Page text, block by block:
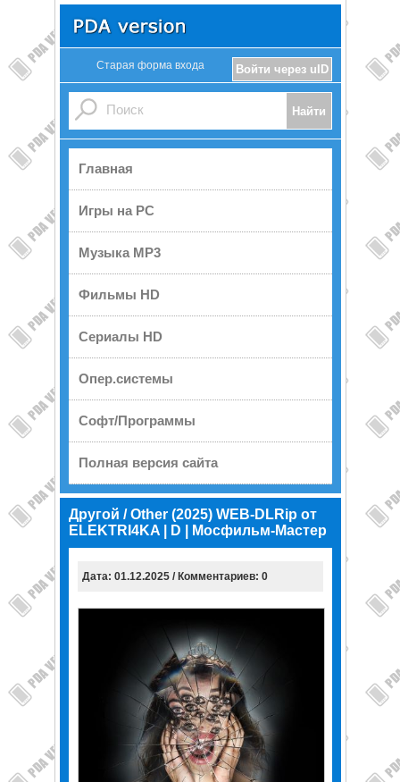
Войти через uID
Старая форма входа
Главная
Игры на PC
Музыка MP3
Фильмы HD
Сериалы HD
Опер.системы
Софт/Программы
Полная версия сайта
Другой / Other (2025) WEB-DLRip от
ELEKTRI4KA | D | Мосфильм-Мастер
Дата: 01.12.2025 / Комментариев: 0